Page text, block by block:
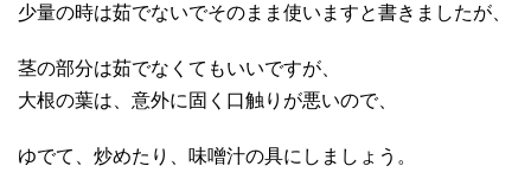
少量の時は茹でないでそのまま使いますと書きましたが、
茎の部分は茹でなくてもいいですが、
大根の葉は、意外に固く口触りが悪いので、
ゆでて、炒めたり、味噌汁の具にしましょう。